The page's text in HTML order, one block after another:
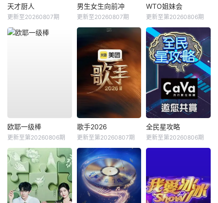
天才厨人
更新至20260807期
男生女生向前冲
更新至20260807期
WTO姐妹会
更新至第20260806期
欧耶一级棒
更新至第20260806期
歌手2026
更新至第20260807期
全民星攻略
更新至第20260806期